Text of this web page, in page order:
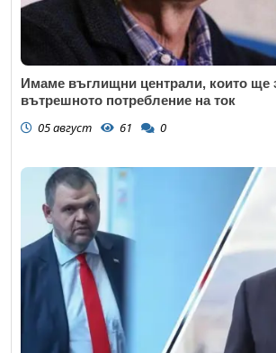
Имаме въглищни централи, които ще
вътрешното потребление на ток
05 август 61 0